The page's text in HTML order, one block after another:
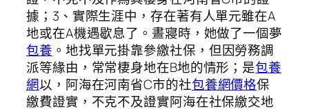
據；3、實際生涯中，存在著有人單元雖在A
地或在A機遇歇息了。晝寢時，她做了一個夢
包養 。地找單元掛靠參繳社保，但因勞務調
派等緣由，常常棲身地在B地的情形；是包養
網以，阿海在河南省C市的社包養網價格保
繳費證實，不克不及證實阿海在社保繳交地